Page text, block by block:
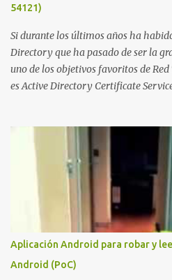
demandado cumple con ...
54121)
Si durante los últimos años ha
Directory que ha pasado de ser la
uno de los objetivos favoritos de
es Active Directory Certificate
Kerberoasting o un abuso de
vulnerabilidad bautizada como
elevación de privilegios que afecta
Certificate Services y que, según
autenticado eleve privilegios a
problema de autorización. La
puntuación CVSS 8.8 y ya dispone
Lo interesante de Certighost no es
sino el objetivo final. Mientras
Aplicación Android para robar y
Android (PoC)